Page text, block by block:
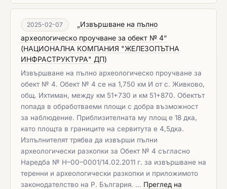
2025-02-07
„Извършване на пълно
археологическо проучване за обект № 4“
(НАЦИОНАЛНА КОМПАНИЯ "ЖЕЛЕЗОПЪТНА
ИНФРАСТРУКТУРА" ДП)
Извършване на пълно археологическо проучване за
обект № 4. Обект № 4 се на 1,750 км И от с. Живково,
общ. Ихтиман, между км 51+730 и км 51+870. Обектът
попада в обработваеми площи с добра възможност
за наблюдение. Приблизителната му площ е 18 дка,
като площта в границите на сервитута е 4,5дка.
Изпълнителят трябва да извърши пълни
археологически разкопки за Обект № 4 съгласно
Наредба № Н–00–0001/14.02.2011 г. за извършване на
теренни и археологически разкопки и приложимото
законодателство на Р. България. … Преглед на